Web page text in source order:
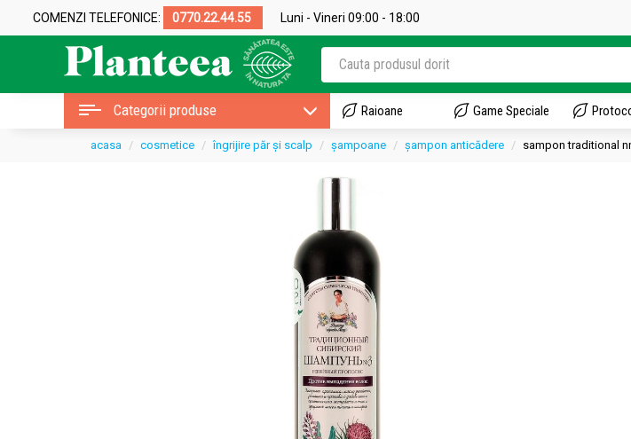
COMENZI TELEFONICE: 0770.22.44.55 Luni - Vineri 09:00 - 18:00
Categorii produse Raioane Game Speciale
acasa cosmetice îngrijire păr și scalp șampoane șampon anticădere sampon traditional